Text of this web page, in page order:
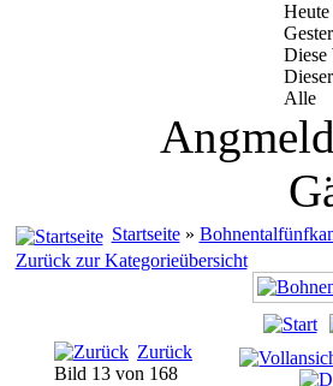
Heute
Diese
Alle
Startseite»
Zurück zur Kategorieübersicht
Zurück
Bild 13 von 168